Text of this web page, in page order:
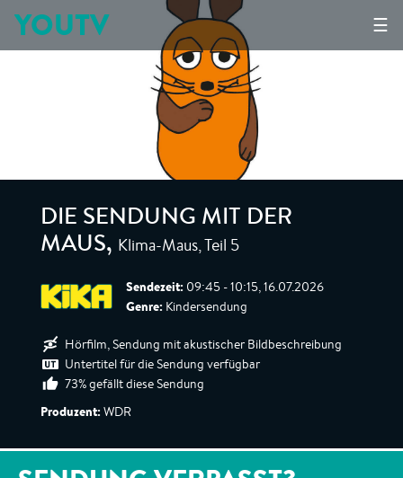
☰
YOUTV
DIE SENDUNG MIT DER
MAUS, Klima-Maus, Teil 5
Sendezeit: 09:45 - 10:15, 16.07.2026
Genre: Kindersendung
Hörfilm, Sendung mit akustischer Bildbeschreibung
Untertitel für die Sendung verfügbar
73% gefällt diese Sendung
Produzent: WDR